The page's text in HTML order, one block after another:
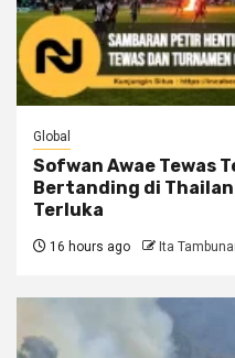
Global
Sofwan Awae Tewas
Bertanding di
Terluka
16 hours ago Ita